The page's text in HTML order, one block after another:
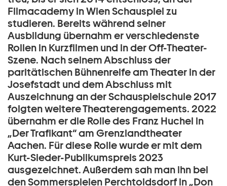
Filmacademy in Wien Schauspiel zu
studieren. Bereits während seiner
Ausbildung übernahm er verschiedenste
Rollen in Kurzfilmen und in der Off-Theater-
Szene. Nach seinem Abschluss der
paritätischen Bühnenreife am Theater in der
Josefstadt und dem Abschluss mit
Auszeichnung an der Schauspielschule 2017
folgten weitere Theaterengagements. 2022
übernahm er die Rolle des Franz Huchel in
„Der Trafikant“ am Grenzlandtheater
Aachen. Für diese Rolle wurde er mit dem
Kurt-Sieder-Publikumspreis 2023
ausgezeichnet. Außerdem sah man ihn bei
den Sommerspielen Perchtoldsdorf in „Don